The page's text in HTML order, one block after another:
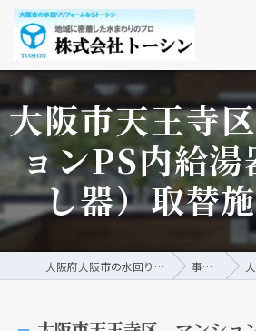
大阪市天王寺
ョンPS内給
し器）取替
大阪府大阪市の水回りリフォームなら株式会社トーシン 事例/ブログ 大阪